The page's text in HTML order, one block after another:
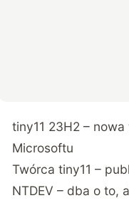
tiny11 23H2 –
Microsoftu
Twórca tiny11 –
NTDEV – dba o to,